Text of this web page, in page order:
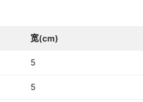
宽(cm)
5
5